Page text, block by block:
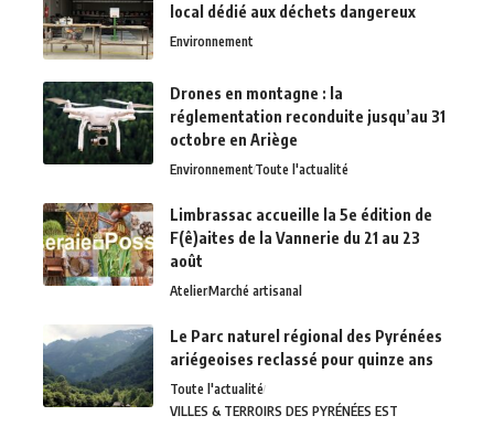
local dédié aux déchets dangereux
Environnement
Drones en montagne : la
réglementation reconduite jusqu’au 31
octobre en Ariège
EnvironnementToute l'actualité
Limbrassac accueille la 5e édition de
F(ê)aites de la Vannerie du 21 au 23
août
AtelierMarché artisanal
Le Parc naturel régional des Pyrénées
ariégeoises reclassé pour quinze ans
Toute l'actualité
VILLES & TERROIRS DES PYRÉNÉES EST